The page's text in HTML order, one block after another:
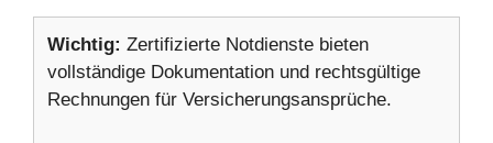
Wichtig: Zertifizierte Notdienste bieten
vollständige Dokumentation und rechtsgültige
Rechnungen für Versicherungsansprüche.